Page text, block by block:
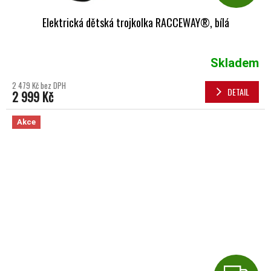
Elektrická dětská trojkolka RACCEWAY®, bílá
Skladem
2 479 Kč bez DPH
2 999 Kč DETAIL
Akce